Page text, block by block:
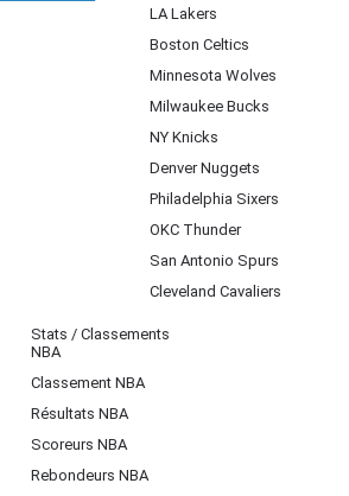
LA Lakers
Boston Celtics
Minnesota Wolves
Milwaukee Bucks
NY Knicks
Denver Nuggets
Philadelphia Sixers
OKC Thunder
San Antonio Spurs
Cleveland Cavaliers
Stats / Classements
NBA
Classement NBA
Résultats NBA
Scoreurs NBA
Rebondeurs NBA